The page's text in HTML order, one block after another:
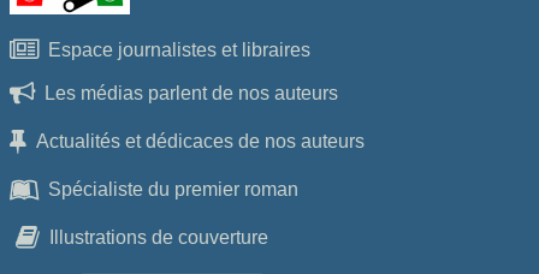
Espace journalistes et libraires
Les médias parlent de nos auteurs
Actualités et dédicaces de nos auteurs
Spécialiste du premier roman
Illustrations de couverture